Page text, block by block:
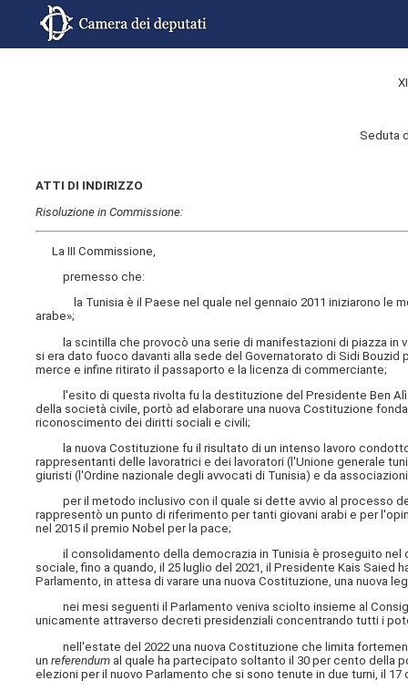
Seduta
ATTI DI INDIRIZZO
Risoluzione in Commissione:
La III Commissione,
premesso che:
la Tunisia è il Paese nel quale nel gennaio 2011 iniziarono le
arabe»;
la scintilla che provocò una serie di manifestazioni di piazza in
si era dato fuoco davanti alla sede del Governatorato di Sidi
merce e infine ritirato il passaporto e la licenza di commerciante;
l'esito di questa rivolta fu la destituzione del Presidente Ben Alì
della società civile, portò ad elaborare una nuova Costituzione
riconoscimento dei diritti sociali e civili;
la nuova Costituzione fu il risultato di un intenso lavoro
rappresentanti delle lavoratrici e dei lavoratori (l'Unione generale
giuristi (l'Ordine nazionale degli avvocati di Tunisia) e da
per il metodo inclusivo con il quale si dette avvio al processo
rappresentò un punto di riferimento per tanti giovani arabi e per
nel 2015 il premio Nobel per la pace;
il consolidamento della democrazia in Tunisia è proseguito nel
sociale, fino a quando, il 25 luglio del 2021, il Presidente Kais
Parlamento, in attesa di varare una nuova Costituzione, una nuova
nei mesi seguenti il Parlamento veniva sciolto insieme al
unicamente attraverso decreti presidenziali concentrando tutti i
nell'estate del 2022 una nuova Costituzione che limita
unreferendum al quale ha partecipato soltanto il 30 per cento della
elezioni per il nuovo Parlamento che si sono tenute in due turni, il 17